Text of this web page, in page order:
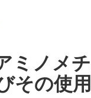
ミノメ
その使用